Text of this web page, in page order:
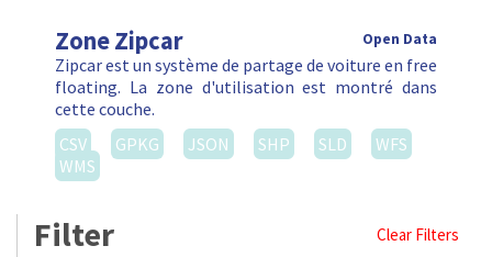
Zone Zipcar Open Data
Zipcar est un système de partage de voiture en free
floating. La zone d'utilisation est montré dans
cette couche.
CSV
GPKG JSON SHP SLD
WFS
WMS
Filter Clear Filters